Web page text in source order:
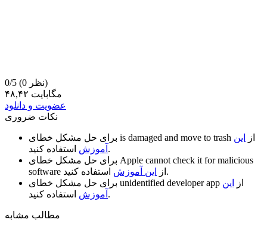
0/5
(0 نظر)
۴۸,۴۲ مگابایت
عضویت و دانلود
نکات ضروری
is damaged and move to trash از
این
آموزش استفاده کنید.
Apple cannot check it for malicious
software
از این آموزش
استفاده کنید.
unidentified developer app از
این
آموزش استفاده کنید.
مطالب مشابه